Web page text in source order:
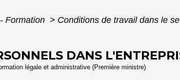
Formation > Conditions de travail dans le
DANS
légale et administrative (Première ministre)